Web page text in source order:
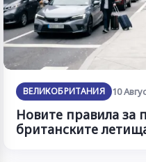
ВЕЛИКОБРИТАНИЯ 10
Новите правила за
британските